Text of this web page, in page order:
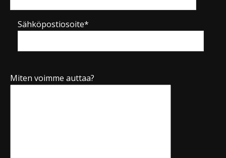
Sähköpostiosoite*
Miten voimme auttaa?